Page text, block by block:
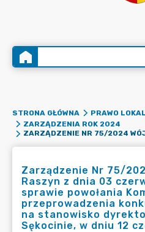
STRONA GŁÓWNA PRAWO
ZARZĄDZENIA ROK 2024
Zarządzenie Nr 75/
Raszyn z dnia 03
sprawie powołania
przeprowadzenia
na stanowisko
Sękocinie, w dniu 12